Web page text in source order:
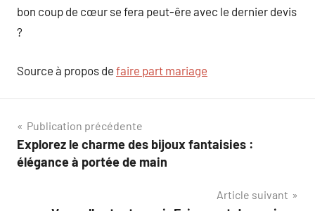
bon coup de cœur se fera peut-êre avec le dernier devis
?
Source à propos de faire part mariage
Navigation
de
Publication précédente
Explorez le charme des bijoux fantaisies :
élégance à portée de main
Article suivant